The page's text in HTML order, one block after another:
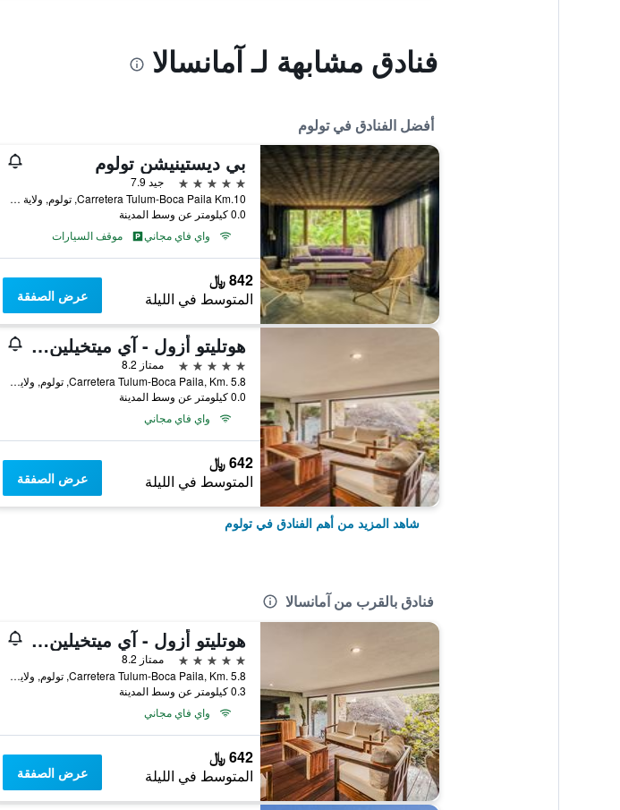
فنادق مشابهة لـ آمانسالا
أفضل الفنادق في تولوم
بي ديستينيشن تولوم
5 نجوم
جيد 7.9
Carretera Tulum-Boca Paila Km.10, تولوم, ولاية كينتانا رو, المكسيك
0.0 كيلومتر عن وسط المدينة
واي فاي مجاني
موقف السيارات
842 ﷼
المتوسط في الليلة عرض الصفقة
هوتليتو أزول - آي ميتخيلين كي وينر
5 نجوم
ممتاز 8.2
Carretera Tulum-Boca Paila, Km. 5.8, تولوم, ولاية كينتانا رو, المكسيك
0.0 كيلومتر عن وسط المدينة
واي فاي مجاني
642 ﷼
المتوسط في الليلة عرض الصفقة
شاهد المزيد من أهم الفنادق في تولوم
فنادق بالقرب من آمانسالا
هوتليتو أزول - آي ميتخيلين كي وينر
5 نجوم
ممتاز 8.2
Carretera Tulum-Boca Paila, Km. 5.8, تولوم, ولاية كينتانا رو, المكسيك
0.3 كيلومتر عن وسط المدينة
واي فاي مجاني
642 ﷼
المتوسط في الليلة عرض الصفقة